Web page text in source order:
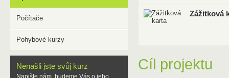
Počítače
Pohybové kurzy
Nenašli jste svůj kurz
Napište nám, budeme Vás o jeho
Zážitková
Cíl projektu